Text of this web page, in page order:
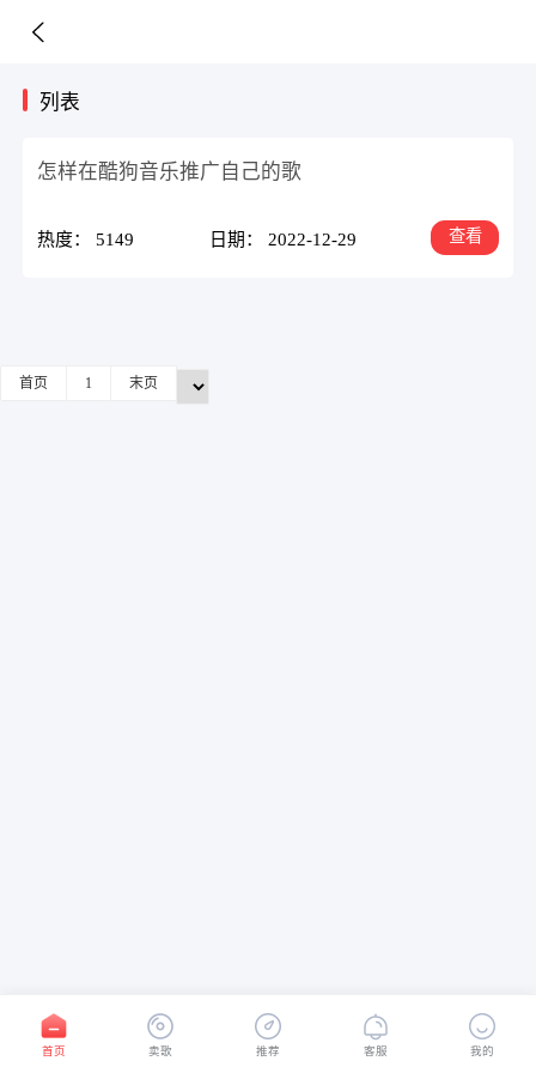
列表
怎样在酷狗音乐推广自己的歌
热度： 5149 日期： 2022-12-29 查看
首页 1 末页
首页 卖歌 推荐 客服 我的